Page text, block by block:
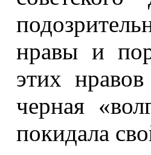
нравы и
этих
черная
покидала